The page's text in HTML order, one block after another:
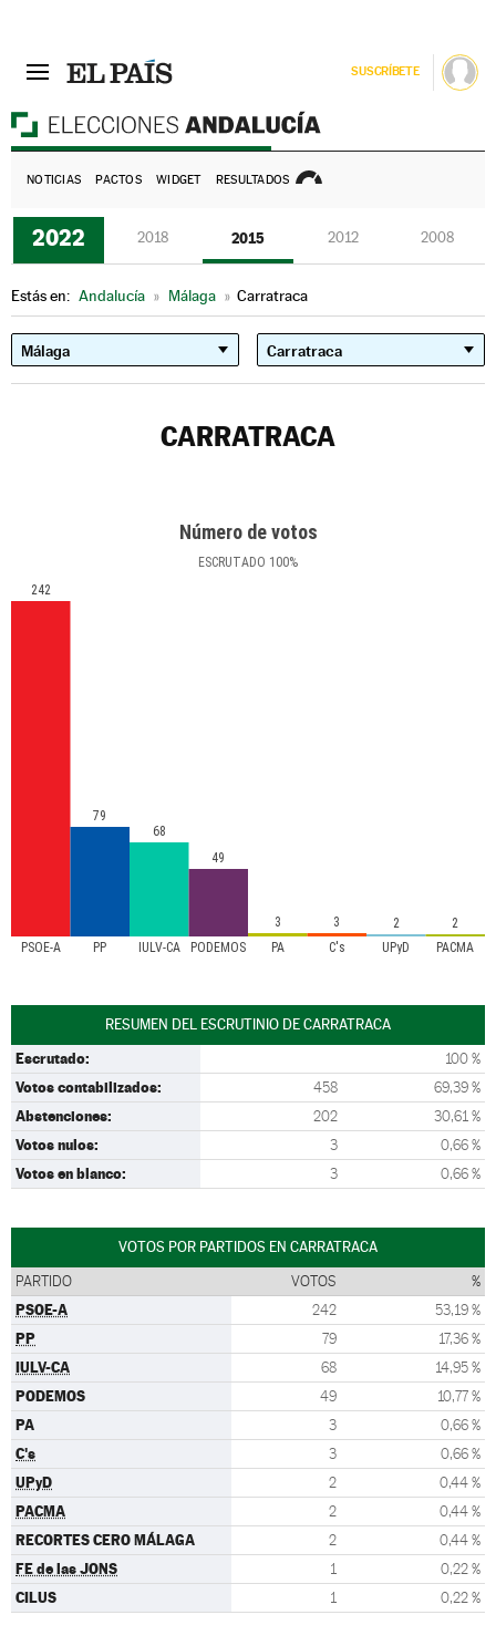
SUSCRÍBETE
NOTICIAS PACTOS WIDGET RESULTADOS
2022 2018 2015 2012 2008
Estás en: Andalucía » Málaga » Carratraca
CARRATRACA
Número de votos
ESCRUTADO 100%
PSOE-A PP IULV-CA PODEMOS PA C's UPyD PACMA
242
79
68
49
3 3 2 2
RESUMEN DEL ESCRUTINIO DE CARRATRACA
Escrutado: 100 %
Votos contabilizados: 458 69,39 %
Abstenciones: 202 30,61 %
Votos nulos: 3 0,66 %
Votos en blanco: 3 0,66 %
VOTOS POR PARTIDOS EN CARRATRACA
PARTIDO VOTOS %
PSOE-A 242 53,19 %
PP 79 17,36 %
IULV-CA 68 14,95 %
PODEMOS 49 10,77 %
PA 3 0,66 %
C's 3 0,66 %
UPyD 2 0,44 %
PACMA 2 0,44 %
RECORTES CERO MÁLAGA 2 0,44 %
FE de las JONS 1 0,22 %
CILUS 1 0,22 %